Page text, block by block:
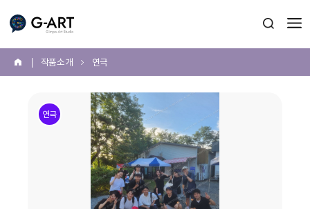
G-ART 검색 열
홈 작품 소개 연극
연극